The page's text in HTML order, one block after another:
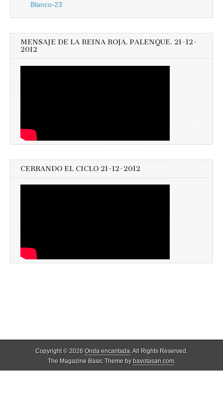
Blanco-23
MENSAJE DE LA REINA ROJA. PALENQUE. 21-12-
2012
CERRANDO EL CICLO 21-12-2012
Copyright © 2026 Onda encantada. All Rights Reserved.
The Magazine Basic Theme bybavotasan.com.